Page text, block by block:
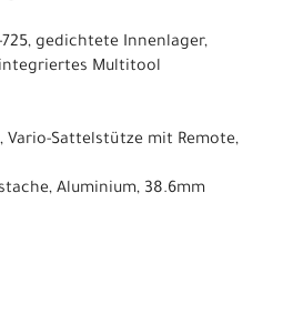
725, gedichtete Innenlager,
Multitool
Vario-Sattelstütze mit Remote,
Aluminium, 38.6mm